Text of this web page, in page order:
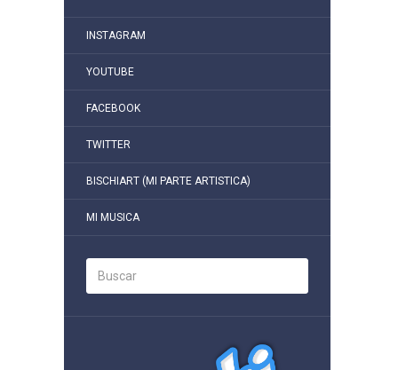
INSTAGRAM
YOUTUBE
FACEBOOK
TWITTER
BISCHIART (MI PARTE ARTISTICA)
MI MUSICA